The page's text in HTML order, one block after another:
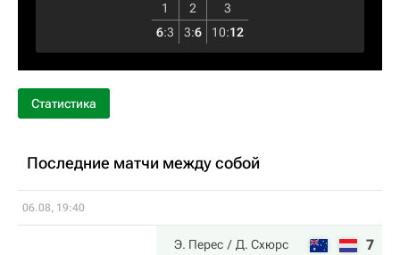
1 2
3
6:3 3:6 10:12
Статистика
Последние матчи между собой
06.08, 19:40
Э. Перес Д. Схюрс 7